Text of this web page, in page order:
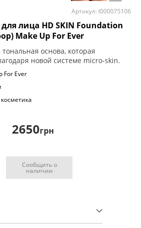
Артикул: I000075106
лица HD SKIN Foundation
Make Up For Ever
основа, которая
новой системе micro-skin.
For Ever
2650грн
Сообщить о
наличии